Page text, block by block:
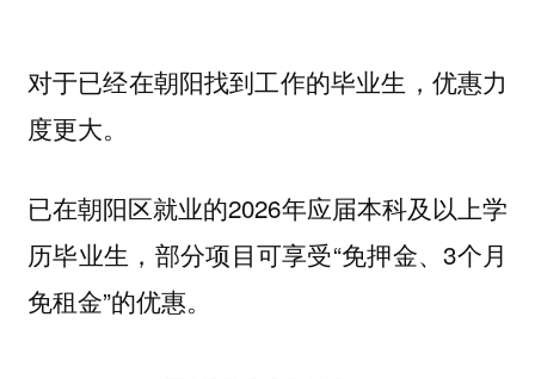
对于已经在朝阳找到工作的毕业生，优惠力
度更大。
已在朝阳区就业的2026年应届本科及以上学
历毕业生，部分项目可享受“免押金、3个月
免租金”的优惠。